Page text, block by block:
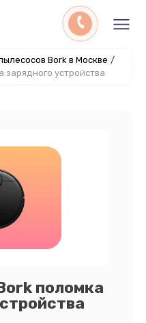
Bork в Москве /
устройства
поломка